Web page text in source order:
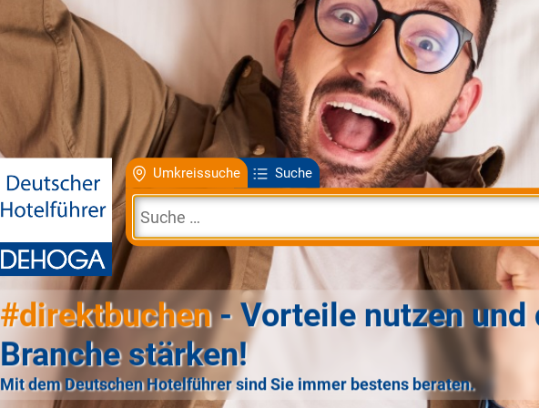
Umkreissuche Suche
#direktbuchen- Vorteile nutzen und
Branche stärken!
Mit dem Deutschen Hotelführer sind Sie immer bestens beraten.